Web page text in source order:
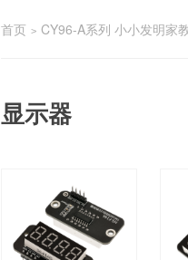
首页 > CY96-A系列 小小发明家
显示器